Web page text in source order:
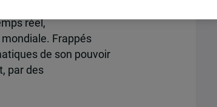
et de
réel,
Frappés
de son pouvoir
par des